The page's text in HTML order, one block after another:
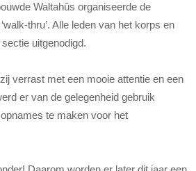
Waltahûs organiseerde de
thru’. Alle leden van het korps en
uitgenodigd.
verrast met een mooie attentie en een
er van de gelegenheid gebruik
te maken voor het